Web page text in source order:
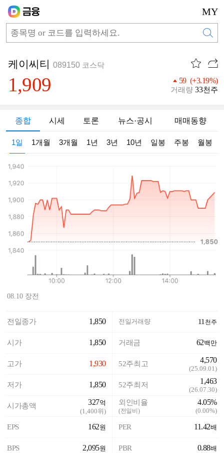
MY
케이씨티 089150 코스닥
1,909 59 (+3.19%)
거래량 33천주
종합 시세 토론 뉴스·공시 매매동향
1일 1개월 3개월 1년 3년 10년 일봉 주봉 월봉
08.10 장전
전일종가 1,850
시가 1,850
고가 1,930
저가 1,850
시가총액 327억
(1,400위)
EPS 162원
BPS 2,095원
전일거래량 11천주
거래금 62백만
52주최고 4,570
(25.09.01)
52주최저 1,463
(26.07.30)
외인비율
(전일비)
4.05%
(0.00%)
PER 11.42배
PBR 0.88배